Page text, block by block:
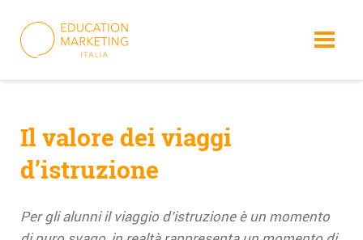
content
Il valore dei viaggi
d’istruzione
Per gli alunni il viaggio d’istruzione è un momento